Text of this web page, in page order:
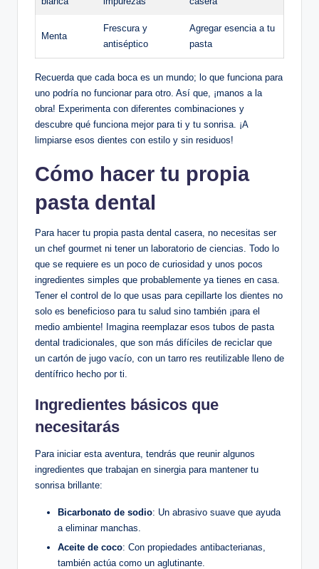
Menta
Frescura y
antiséptico
Agregar esencia a tu
pasta
Recuerda que cada boca es un mundo; lo que funciona para
uno podría no funcionar para otro. Así que, ¡manos a la
obra! Experimenta con diferentes combinaciones y
descubre qué funciona mejor para ti y tu sonrisa. ¡A
limpiarse esos dientes con estilo y sin residuos!
Cómo hacer tu propia
pasta dental
Para hacer tu propia pasta dental casera, no necesitas ser
un chef gourmet ni tener un laboratorio de ciencias. Todo lo
que se requiere es un poco de curiosidad y unos pocos
ingredientes simples que probablemente ya tienes en casa.
Tener el control de lo que usas para cepillarte los dientes no
solo es beneficioso para tu salud sino también ¡para el
medio ambiente! Imagina reemplazar esos tubos de pasta
dental tradicionales, que son más difíciles de reciclar que
un cartón de jugo vacío, con un tarro res reutilizable lleno de
dentífrico hecho por ti.
Ingredientes básicos que
necesitarás
Para iniciar esta aventura, tendrás que reunir algunos
ingredientes que trabajan en sinergia para mantener tu
sonrisa brillante:
Bicarbonato de sodio: Un abrasivo suave que ayuda
a eliminar manchas.
Aceite de coco: Con propiedades antibacterianas,
también actúa como un aglutinante.